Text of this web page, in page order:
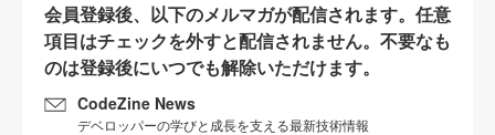
会員登録後、以下のメルマガが配信されます。任意
項目はチェックを外すと配信されません。不要なも
のは登録後にいつでも解除いただけます。
CodeZine News
デベロッパーの学びと成長を支える最新技術情報